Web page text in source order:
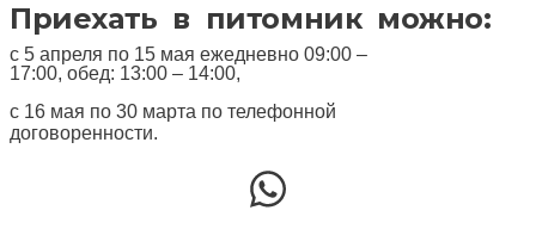
Приехать в питомник можно:
с 5 апреля по 15 мая ежедневно 09:00 –
17:00, обед: 13:00 – 14:00,
с 16 мая по 30 марта по телефонной
договоренности.